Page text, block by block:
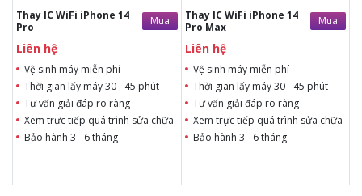
Thay IC WiFi iPhone 14
Pro
Mua
Liên hệ
Vệ sinh máy miễn phí
Thời gian lấy máy 30 - 45 phút
Tư vấn giải đáp rõ ràng
Xem trực tiếp quá trình sửa chữa
Bảo hành 3 - 6 tháng
Thay IC WiFi iPhone 14
Pro Max
Mua
Liên hệ
Vệ sinh máy miễn phí
Thời gian lấy máy 30 - 45 phút
Tư vấn giải đáp rõ ràng
Xem trực tiếp quá trình sửa chữa
Bảo hành 3 - 6 tháng